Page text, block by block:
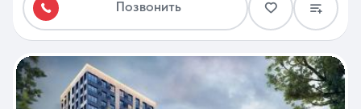
Позвонить